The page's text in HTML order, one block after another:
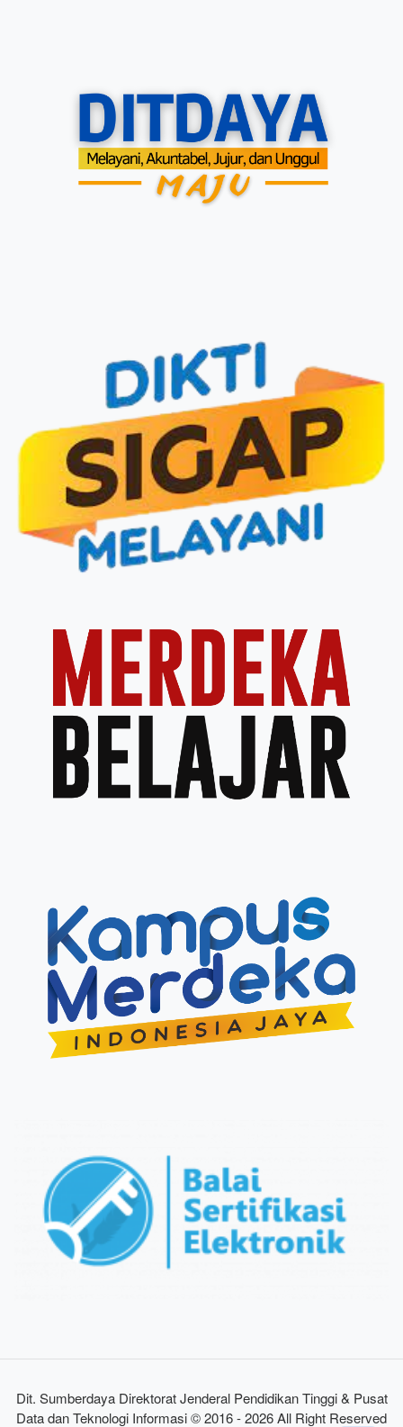
Dit. Sumberdaya Direktorat Jenderal Pendidikan Tinggi & Pusat
Data dan Teknologi Informasi © 2016 - 2026 All Right Reserved